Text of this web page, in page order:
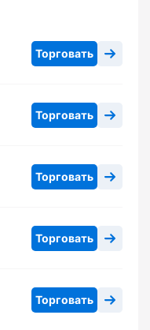
Торговать
Торговать
Торговать
Торговать
Торговать